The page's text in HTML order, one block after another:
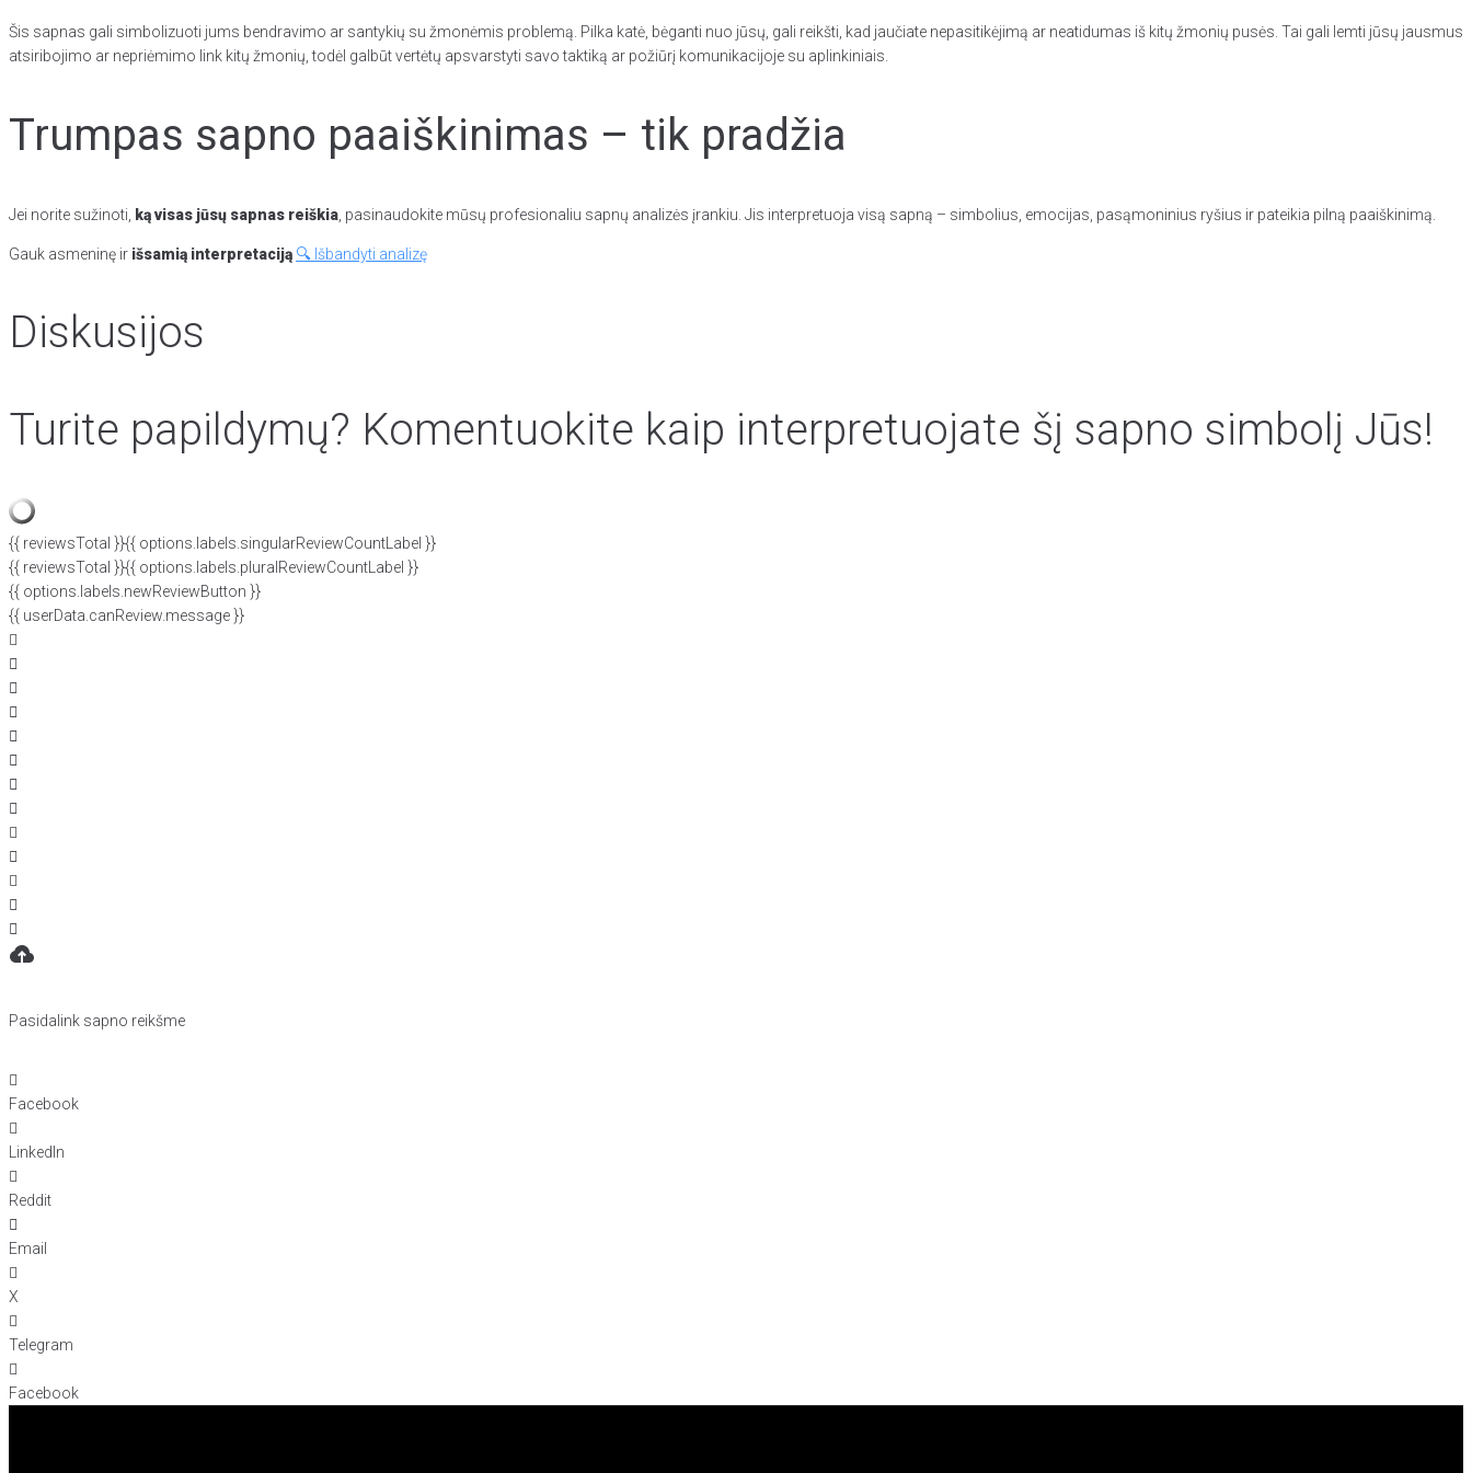
Šis sapnas gali simbolizuoti jums bendravimo ar santykių su žmonėmis problemą. Pilka katė, bėganti nuo jūsų, gali reikšti, kad jaučiate nepasitikėjimą ar neatidumas iš kitų žmonių pusės. Tai gali lemti jūsų jausmus
atsiribojimo ar nepriėmimo link kitų žmonių, todėl galbūt vertėtų apsvarstyti savo taktiką ar požiūrį komunikacijoje su aplinkiniais.
Trumpas sapno paaiškinimas – tik pradžia
Jei norite sužinoti, ką visas jūsų sapnas reiškia , pasinaudokite mūsų profesionaliu sapnų analizės įrankiu. Jis interpretuoja visą sapną – simbolius, emocijas, pasąmoninius ryšius ir pateikia pilną paaiškinimą.
Gauk asmeninę ir išsamią interpretaciją 🔍 Išbandyti analizę
Diskusijos
Turite papildymų? Komentuokite kaip interpretuojate šį sapno simbolį Jūs!
{{ reviewsTotal }}{{ options.labels.singularReviewCountLabel }}
{{ reviewsTotal }}{{ options.labels.pluralReviewCountLabel }}
{{ options.labels.newReviewButton }}
{{ userData.canReview.message }}
Pasidalink sapno reikšme
Facebook
LinkedIn
Reddit
Email
X
Telegram
Facebook